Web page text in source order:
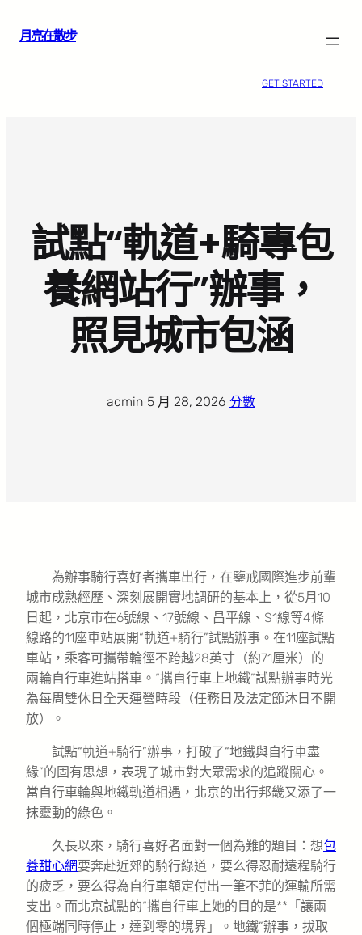
月亮在散步
GET STARTED
試點“軌道+騎專包
養網站行”辦事，
照見城市包涵
admin 5 月 28, 2026 分數
為辦事騎行喜好者攜車出行，在鑒戒國際進步前輩
城市成熟經歷、深刻展開實地調研的基本上，從5月10
日起，北京市在6號線、17號線、昌平線、S1線等4條
線路的11座車站展開“軌道+騎行”試點辦事。在11座試點
車站，乘客可攜帶輪徑不跨越28英寸（約71厘米）的
兩輪自行車進站搭車。“攜自行車上地鐵”試點辦事時光
為每周雙休日全天運營時段（任務日及法定節沐日不開
放）。
試點“軌道+騎行”辦事，打破了“地鐵與自行車盡
緣”的固有思想，表現了城市對大眾需求的追蹤關心。
當自行車輪與地鐵軌道相遇，北京的出行邦畿又添了一
抹靈動的綠色。
久長以來，騎行喜好者面對一個為難的題目：想包
養甜心網要奔赴近郊的騎行綠道，要么得忍耐遠程騎行
的疲乏，要么得為自行車額定付出一筆不菲的運輸所需
支出。而北京試點的“攜自行車上她的目的是**「讓兩
個極端同時停止，達到零的境界」。地鐵”辦事，拔取